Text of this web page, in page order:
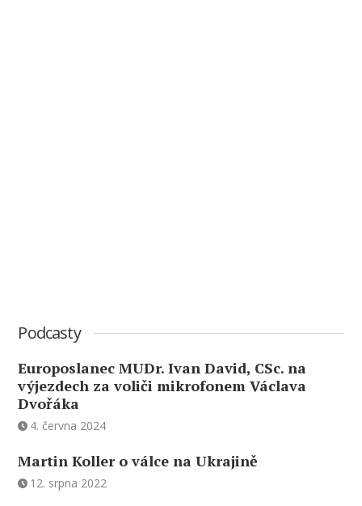
Podcasty
Europoslanec MUDr. Ivan David, CSc. na
výjezdech za voliči mikrofonem Václava
Dvořáka
4. června 2024
Martin Koller o válce na Ukrajině
12. srpna 2022